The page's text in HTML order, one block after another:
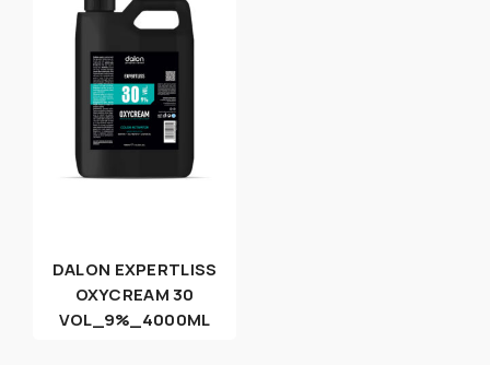
DALON EXPERTLISS
OXYCREAM 30
VOL_9%_4000ML